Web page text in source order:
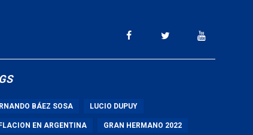
BÁEZ SOSA LUCIO DUPUY
EN ARGENTINA GRAN HERMANO 2022